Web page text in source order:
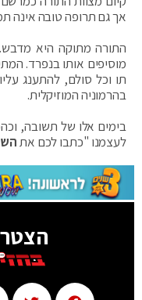
אך גם תרופה טובה אינה
התורה מתוקה היא
מוסיפים אותו בנפרד.
תו וכל סולם, להתענג
בהרמוניה המוזיקלית.
בימים אלו של תשובה,
לעצמנו "כתבו לכם את